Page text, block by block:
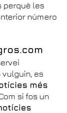
perquè les
número
es
més
si fos un